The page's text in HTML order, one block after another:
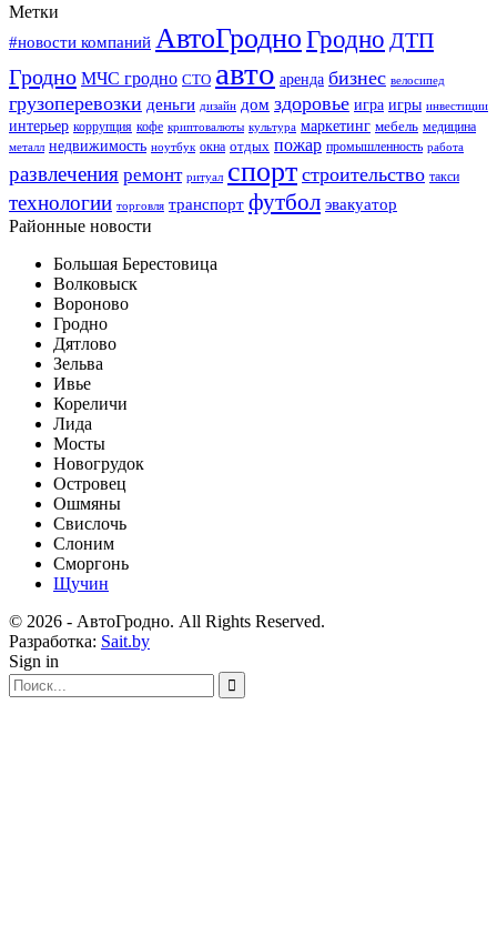
Метки
#новости компаний АвтоГродноГродно ДТП
Гродно МЧС гродно СТО авто аренда бизнес велосипед
грузоперевозки деньги дизайн дом здоровье игра игры инвестиции
интерьер коррупция кофе криптовалюты культура маркетинг мебель медицина
металл недвижимость ноутбук окна отдых пожар промышленность работа
развлечения ремонт ритуал спорт строительство такси
технологии торговля транспорт футбол эвакуатор
Районные новости
Большая Берестовица
Волковыск
Вороново
Гродно
Дятлово
Зельва
Ивье
Кореличи
Лида
Мосты
Новогрудок
Островец
Ошмяны
Свислочь
Слоним
Сморгонь
Щучин
© 2026 - АвтоГродно. All Rights Reserved.
Разработка: Sait.by
Sign in